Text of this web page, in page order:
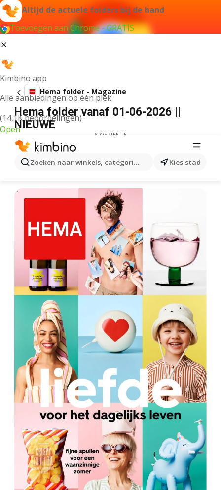
Altijd de actuele folders bij de hand
Toevoegen aan Chrome - GRATIS
Kimbino app
Alle aanbiedingen op één plek
(14,1K beoordelingen)
Open
Zoeken naar winkels, categorieën, producten...
Kies stad
Hema folder - Magazine
Hema folder vanaf 01-06-2026 ||
NIEUWE
ADVERTENTIE